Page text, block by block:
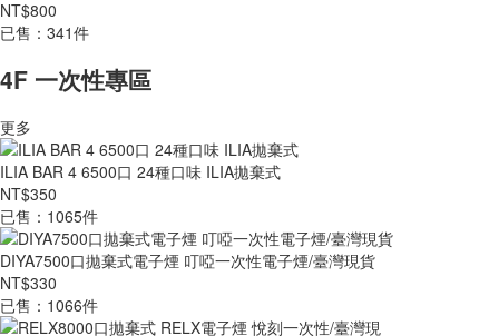
NT$800
已售：341件
4F 一次性專區
更多
ILIA BAR 4 6500口 24種口味 ILIA拋棄式
NT$350
已售：1065件
DIYA7500口拋棄式電子煙 叮啞一次性電子煙/臺灣現貨
NT$330
已售：1066件